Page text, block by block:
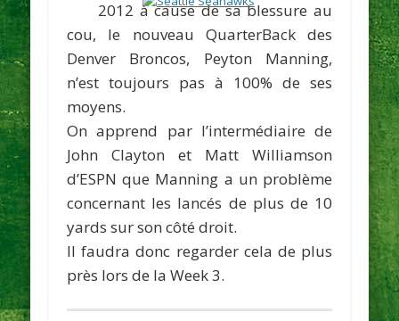
2012 à cause de sa blessure au
cou, le nouveau QuarterBack des
Denver Broncos, Peyton Manning,
n’est toujours pas à 100% de ses
moyens.
On apprend par l’intermédiaire de
John Clayton et Matt Williamson
d’ESPN que Manning a un problème
concernant les lancés de plus de 10
yards sur son côté droit.
Il faudra donc regarder cela de plus
près lors de la Week 3.